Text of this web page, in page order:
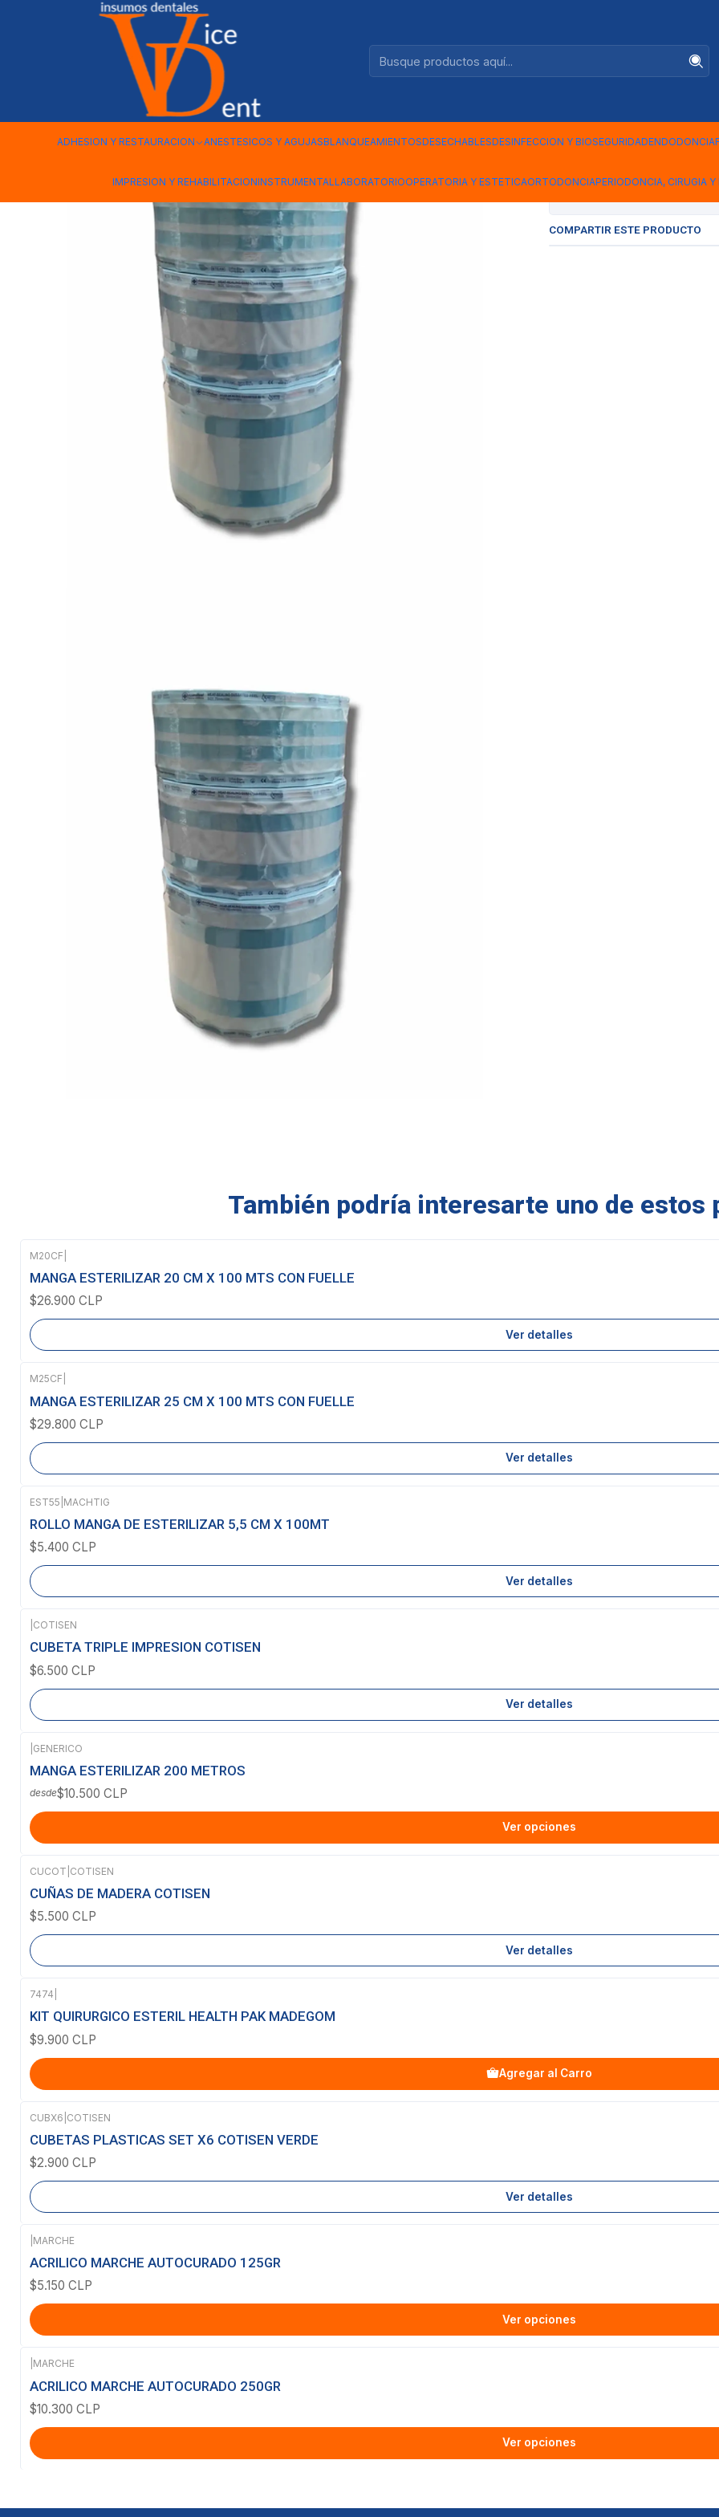
ADHESION Y RESTAURACION ANESTESICOS Y AGUJASBLANQUEAMIENTOSDESECHABLESDESINFECCION Y BIOSEGURIDADENDODONCIA
IMPRESION Y REHABILITACIONINSTRUMENTALLABORATORIOOPERATORIA Y ESTETICAORTODONCIAPERIODONCIA, CIRUGIA Y
DESINFECCION Y BIOSEGURIDAD
MT CON
COMPARTIR ESTE PRODUCTO
También podría interesarte uno de estos
Agotado
M20CF
MANGA ESTERILIZAR 20 CM X 100 MTS CON FUELLE
$26.900 CLP
Ver detalles
Agotado
M25CF
MANGA ESTERILIZAR 25 CM X 100 MTS CON FUELLE
$29.800 CLP
Ver detalles
Agotado
EST55 MACHTIG
ROLLO MANGA DE ESTERILIZAR 5,5 CM X 100MT
$5.400 CLP
Ver detalles
Agotado
COTISEN
CUBETA TRIPLE IMPRESION COTISEN
$6.500 CLP
Ver detalles
GENERICO
MANGA ESTERILIZAR 200 METROS
desde$10.500 CLP
Ver opciones
Agotado
CUCOT COTISEN
CUÑAS DE MADERA COTISEN
$5.500 CLP
Ver detalles
7474
KIT QUIRURGICO ESTERIL HEALTH PAK MADEGOM
$9.900 CLP
Agregar al Carro
Agotado
CUBX6 COTISEN
CUBETAS PLASTICAS SET X6 COTISEN VERDE
$2.900 CLP
Ver detalles
MARCHE
ACRILICO MARCHE AUTOCURADO 125GR
$5.150 CLP
Ver opciones
MARCHE
ACRILICO MARCHE AUTOCURADO 250GR
$10.300 CLP
Ver opciones